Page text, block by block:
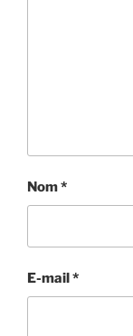
Nom*
E-mail*